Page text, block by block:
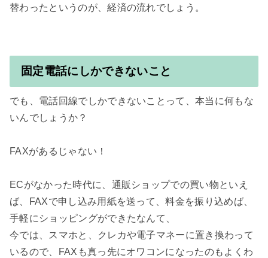
替わったというのが、経済の流れでしょう。
固定電話にしかできないこと
でも、電話回線でしかできないことって、本当に何もな
いんでしょうか？
FAXがあるじゃない！
ECがなかった時代に、通販ショップでの買い物といえ
ば、FAXで申し込み用紙を送って、料金を振り込めば、
手軽にショッピングができたなんて、
今では、スマホと、クレカや電子マネーに置き換わって
いるので、FAXも真っ先にオワコンになったのもよくわ